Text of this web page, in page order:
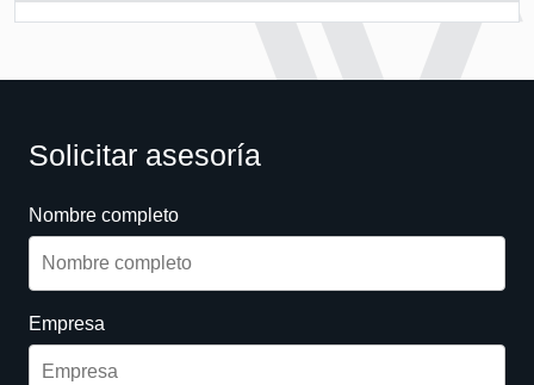
Solicitar asesoría
Nombre completo
Empresa